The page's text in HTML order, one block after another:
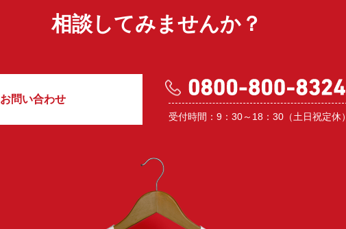
相談してみませんか？
お問い合わせ
受付時間：9：30～18：30（土日祝定休）